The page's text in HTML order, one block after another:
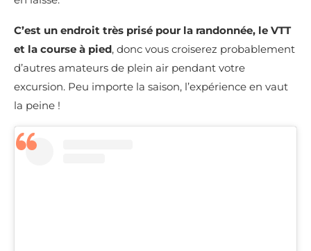
C’est un endroit très prisé pour la randonnée, le VTT
et la course à pied, donc vous croiserez probablement
d’autres amateurs de plein air pendant votre
excursion. Peu importe la saison, l’expérience en vaut
la peine !